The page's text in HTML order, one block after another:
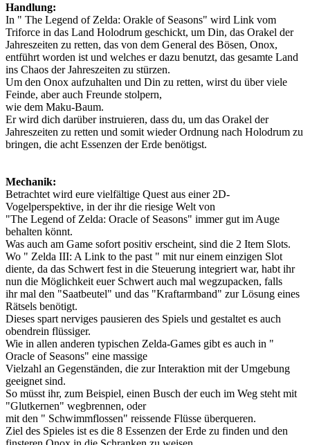
Handlung:
In " The Legend of Zelda: Orakle of Seasons" wird Link vom
Triforce in das Land Holodrum geschickt, um Din, das Orakel der
Jahreszeiten zu retten, das von dem General des Bösen, Onox,
entführt worden ist und welches er dazu benutzt, das gesamte Land
ins Chaos der Jahreszeiten zu stürzen.
Um den Onox aufzuhalten und Din zu retten, wirst du über viele
Feinde, aber auch Freunde stolpern,
wie dem Maku-Baum.
Er wird dich darüber instruieren, dass du, um das Orakel der
Jahreszeiten zu retten und somit wieder Ordnung nach Holodrum zu
bringen, die acht Essenzen der Erde benötigst.
Mechanik:
Betrachtet wird eure vielfältige Quest aus einer 2D-
Vogelperspektive, in der ihr die riesige Welt von
"The Legend of Zelda: Oracle of Seasons" immer gut im Auge
behalten könnt.
Was auch am Game sofort positiv erscheint, sind die 2 Item Slots.
Wo " Zelda III: A Link to the past " mit nur einem einzigen Slot
diente, da das Schwert fest in die Steuerung integriert war, habt ihr
nun die Möglichkeit euer Schwert auch mal wegzupacken, falls
ihr mal den "Saatbeutel" und das "Kraftarmband" zur Lösung eines
Rätsels benötigt.
Dieses spart nerviges pausieren des Spiels und gestaltet es auch
obendrein flüssiger.
Wie in allen anderen typischen Zelda-Games gibt es auch in "
Oracle of Seasons" eine massige
Vielzahl an Gegenständen, die zur Interaktion mit der Umgebung
geeignet sind.
So müsst ihr, zum Beispiel, einen Busch der euch im Weg steht mit
"Glutkernen" wegbrennen, oder
mit den " Schwimmflossen" reissende Flüsse überqueren.
Ziel des Spieles ist es die 8 Essenzen der Erde zu finden und den